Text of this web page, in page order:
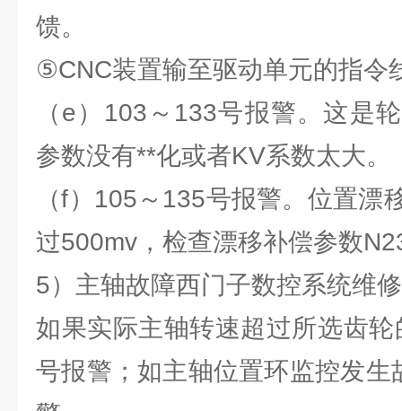
馈。
⑤CNC装置输至驱动单元的指令
（e）103～133号报警。这是
参数没有**化或者KV系数太大。
（f）105～135号报警。位置漂
过500mv，检查漂移补偿参数
5）主轴故障西门子数控系统维修
如果实际主轴转速超过所选齿
号报警；如主轴位置环监控发